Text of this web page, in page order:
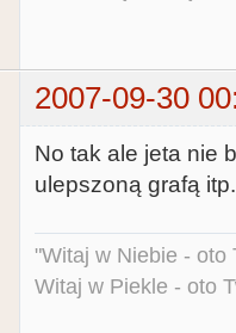
2007-09-30
No tak ale jeta nie
ulepszoną grafą itp.
"Witaj w Niebie - oto
Witaj w Piekle - oto